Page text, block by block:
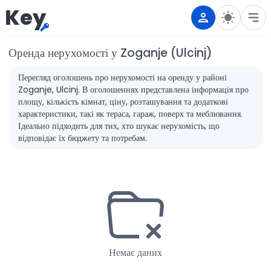
Key
Оренда нерухомості у Zoganje (Ulcinj)
Перегляд оголошень про нерухомості на оренду у районі
Zoganje, Ulcinj. В оголошеннях представлена інформація про
площу, кількість кімнат, ціну, розташування та додаткові
характеристики, такі як тераса, гараж, поверх та меблювання.
Ідеально підходить для тих, хто шукає нерухомість, що
відповідає їх бюджету та потребам.
Немає даних